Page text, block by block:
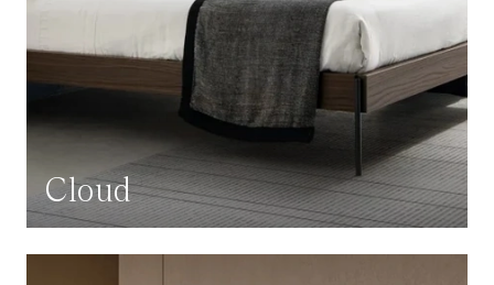
Cloud